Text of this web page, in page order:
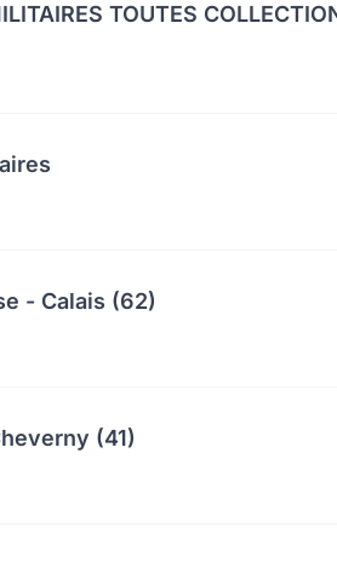
TOUTES
- Calais (62)
(41)